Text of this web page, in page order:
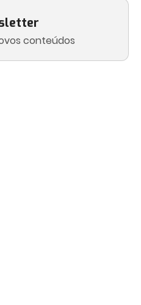
conteúdos